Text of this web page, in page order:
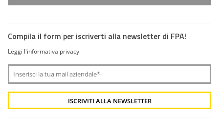
Compila il form per iscriverti alla newsletter di FPA!
Leggi l'informativa privacy